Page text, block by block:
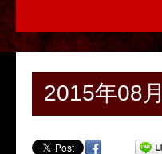
2015年08